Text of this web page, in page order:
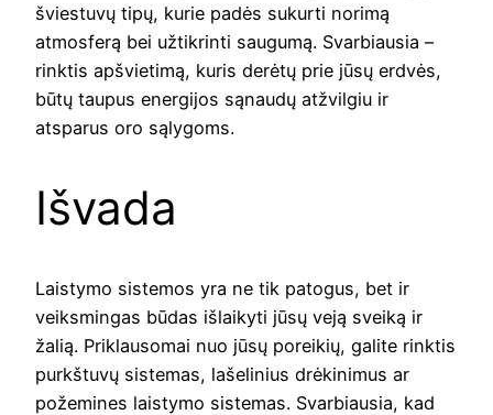
šviestuvų tipų, kurie padės sukurti norimą
atmosferą bei užtikrinti saugumą. Svarbiausia –
rinktis apšvietimą, kuris derėtų prie jūsų erdvės,
būtų taupus energijos sąnaudų atžvilgiu ir
atsparus oro sąlygoms.
Išvada
Laistymo sistemos yra ne tik patogus, bet ir
veiksmingas būdas išlaikyti jūsų veją sveiką ir
žalią. Priklausomai nuo jūsų poreikių, galite rinktis
purkštuvų sistemas, lašelinius drėkinimus ar
požemines laistymo sistemas. Svarbiausia, kad